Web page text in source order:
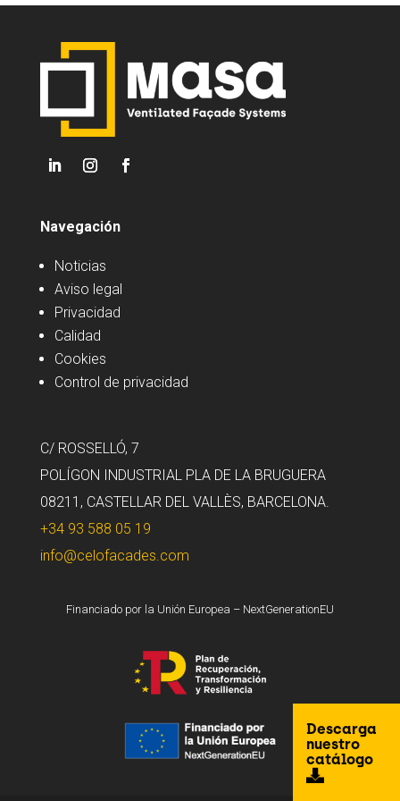
Navegación
Noticias
Aviso legal
Privacidad
Calidad
Cookies
Control de privacidad
C/ ROSSELLÓ, 7
POLÍGON INDUSTRIAL PLA DE LA BRUGUERA
08211, CASTELLAR DEL VALLÈS, BARCELONA.
+34 93 588 05 19
info@celofacades.com
Descarga
nuestro
catálogo
Financiado por la Unión Europea – NextGenerationEU